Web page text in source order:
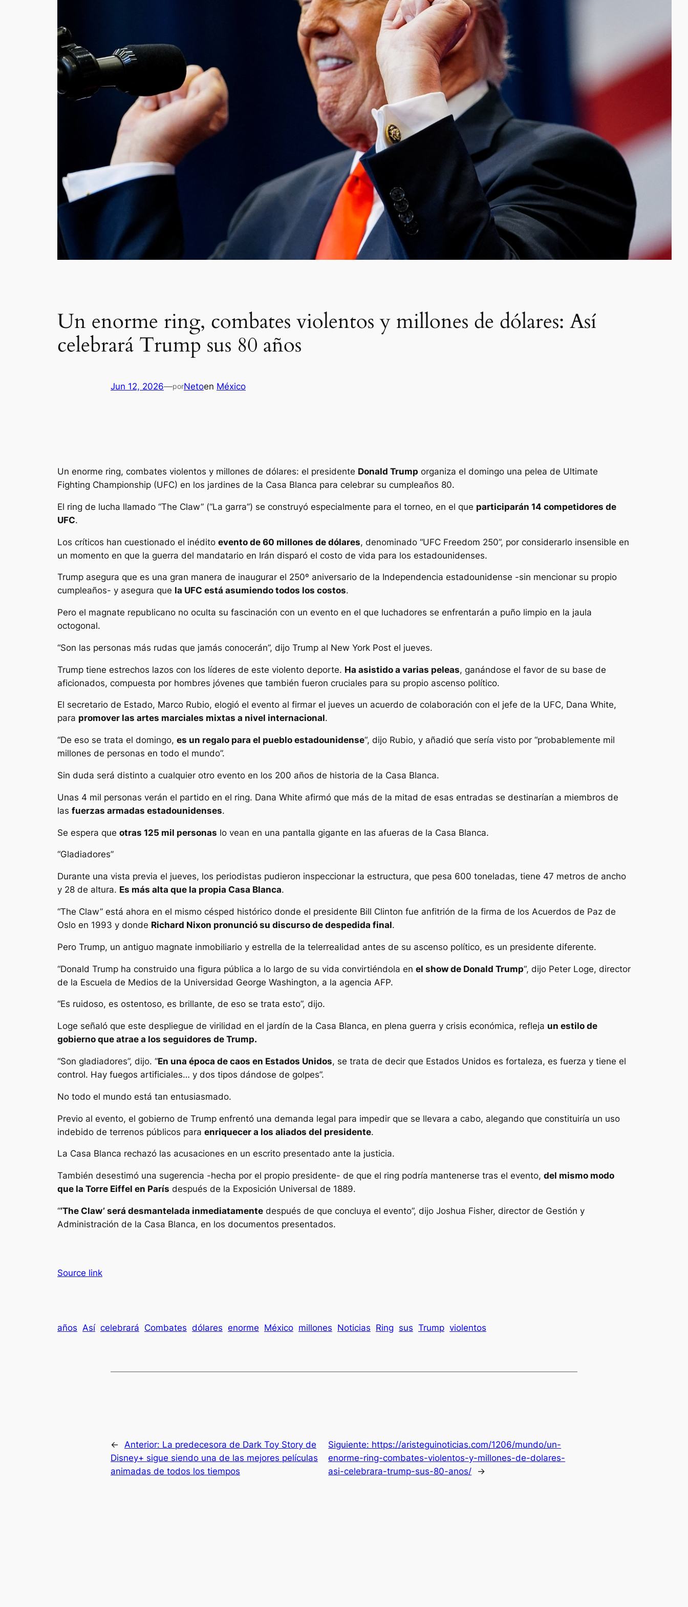
Un enorme ring, combates violentos y millones de dólares: Así
celebrará Trump sus 80 años
Jun 12, 2026—porNetoen México
Un enorme ring, combates violentos y millones de dólares: el presidente Donald Trump organiza el domingo una pelea de Ultimate
Fighting Championship (UFC) en los jardines de la Casa Blanca para celebrar su cumpleaños 80.
El ring de lucha llamado “The Claw” (“La garra”) se construyó especialmente para el torneo, en el que participarán 14 competidores de
UFC.
Los críticos han cuestionado el inédito evento de 60 millones de dólares, denominado “UFC Freedom 250”, por considerarlo insensible en
un momento en que la guerra del mandatario en Irán disparó el costo de vida para los estadounidenses.
Trump asegura que es una gran manera de inaugurar el 250º aniversario de la Independencia estadounidense -sin mencionar su propio
cumpleaños- y asegura que la UFC está asumiendo todos los costos.
Pero el magnate republicano no oculta su fascinación con un evento en el que luchadores se enfrentarán a puño limpio en la jaula
octogonal.
“Son las personas más rudas que jamás conocerán”, dijo Trump al New York Post el jueves.
Trump tiene estrechos lazos con los líderes de este violento deporte. Ha asistido a varias peleas, ganándose el favor de su base de
aficionados, compuesta por hombres jóvenes que también fueron cruciales para su propio ascenso político.
El secretario de Estado, Marco Rubio, elogió el evento al firmar el jueves un acuerdo de colaboración con el jefe de la UFC, Dana White,
para promover las artes marciales mixtas a nivel internacional.
“De eso se trata el domingo, es un regalo para el pueblo estadounidense“, dijo Rubio, y añadió que sería visto por “probablemente mil
millones de personas en todo el mundo”.
Sin duda será distinto a cualquier otro evento en los 200 años de historia de la Casa Blanca.
Unas 4 mil personas verán el partido en el ring. Dana White afirmó que más de la mitad de esas entradas se destinarían a miembros de
las fuerzas armadas estadounidenses.
Se espera que otras 125 mil personas lo vean en una pantalla gigante en las afueras de la Casa Blanca.
“Gladiadores”
Durante una vista previa el jueves, los periodistas pudieron inspeccionar la estructura, que pesa 600 toneladas, tiene 47 metros de ancho
y 28 de altura. Es más alta que la propia Casa Blanca.
“The Claw” está ahora en el mismo césped histórico donde el presidente Bill Clinton fue anfitrión de la firma de los Acuerdos de Paz de
Oslo en 1993 y donde Richard Nixon pronunció su discurso de despedida final.
Pero Trump, un antiguo magnate inmobiliario y estrella de la telerrealidad antes de su ascenso político, es un presidente diferente.
“Donald Trump ha construido una figura pública a lo largo de su vida convirtiéndola en el show de Donald Trump“, dijo Peter Loge, director
de la Escuela de Medios de la Universidad George Washington, a la agencia AFP.
“Es ruidoso, es ostentoso, es brillante, de eso se trata esto”, dijo.
Loge señaló que este despliegue de virilidad en el jardín de la Casa Blanca, en plena guerra y crisis económica, refleja un estilo de
gobierno que atrae a los seguidores de Trump.
“Son gladiadores”, dijo. “En una época de caos en Estados Unidos, se trata de decir que Estados Unidos es fortaleza, es fuerza y tiene el
control. Hay fuegos artificiales… y dos tipos dándose de golpes”.
No todo el mundo está tan entusiasmado.
Previo al evento, el gobierno de Trump enfrentó una demanda legal para impedir que se llevara a cabo, alegando que constituiría un uso
indebido de terrenos públicos para enriquecer a los aliados del presidente.
La Casa Blanca rechazó las acusaciones en un escrito presentado ante la justicia.
También desestimó una sugerencia -hecha por el propio presidente- de que el ring podría mantenerse tras el evento, del mismo modo
que la Torre Eiffel en París después de la Exposición Universal de 1889.
“‘The Claw’ será desmantelada inmediatamente después de que concluya el evento”, dijo Joshua Fisher, director de Gestión y
Administración de la Casa Blanca, en los documentos presentados.
Source link
años Así celebrará Combates dólares enorme México millones Noticias Ring sus Trump violentos
← Anterior: La predecesora de Dark Toy Story de
Disney+ sigue siendo una de las mejores películas
animadas de todos los tiempos
Siguiente: https://aristeguinoticias.com/1206/mundo/un-
enorme-ring-combates-violentos-y-millones-de-dolares-
asi-celebrara-trump-sus-80-anos/
→